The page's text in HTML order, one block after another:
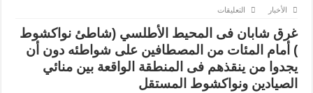
الأخبار التعليقات
شابين
في
شواطئ
نواكشوط….
مغلقة
غرق شابان فى المحيط الأطلسي (شاطئ نواكشوط
) أمام المئات من المصطافين على شواطئه دون أن
يجدوا من ينقذهم فى المنطقة الواقعة بين منائي
الصيادين ونواكشوط المستقل